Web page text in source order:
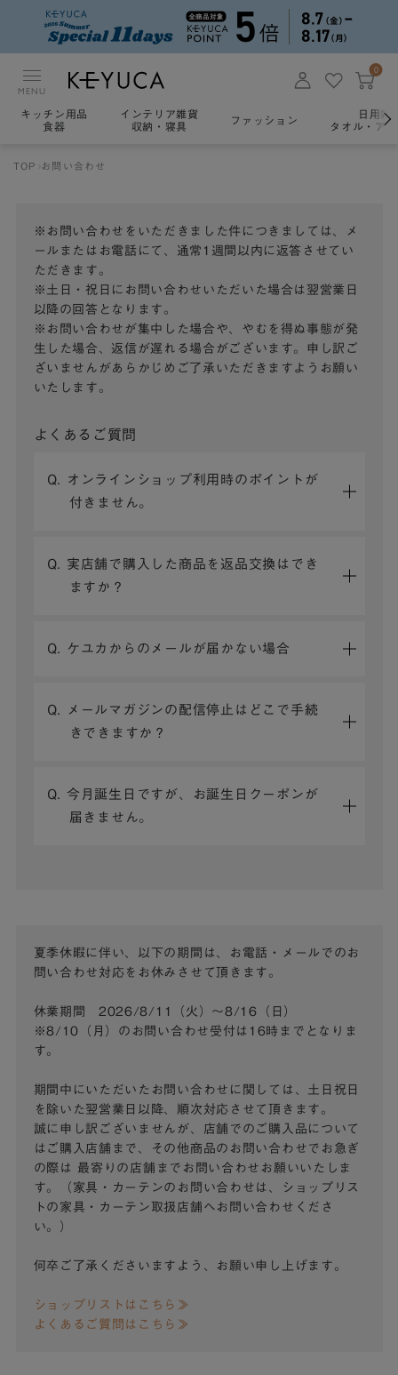
MENU
0
キッチン用品
食器
インテリア雑貨
収納・寝具
ファッション
日用雑
タオル・ア
TOP お問い合わせ
※お問い合わせをいただきました件につきましては、メ
ールまたはお電話にて、通常1週間以内に返答させてい
ただきます。
※土日・祝日にお問い合わせいただいた場合は翌営業日
以降の回答となります。
※お問い合わせが集中した場合や、やむを得ぬ事態が発
生した場合、返信が遅れる場合がございます。申し訳ご
ざいませんがあらかじめご了承いただきますようお願い
いたします。
よくあるご質問
Q. オンラインショップ利用時のポイントが
付きません。
Q. 実店舗で購入した商品を返品交換はでき
ますか？
Q. ケユカからのメールが届かない場合
Q. メールマガジンの配信停止はどこで手続
きできますか？
Q. 今月誕生日ですが、お誕生日クーポンが
届きません。
夏季休暇に伴い、以下の期間は、お電話・メールでのお
問い合わせ対応をお休みさせて頂きます。
休業期間 2026/8/11（火）～8/16（日）
※8/10（月）のお問い合わせ受付は16時までとなりま
す。
期間中にいただいたお問い合わせに関しては、土日祝日
を除いた翌営業日以降、順次対応させて頂きます。
誠に申し訳ございませんが、店舗でのご購入品について
はご購入店舗まで、その他商品のお問い合わせでお急ぎ
の際は
最寄りの店舗までお問い合わせお願いいたしま
す。（家具・カーテンのお問い合わせは、ショップリス
トの家具・カーテン取扱店舗へお問い合わせくださ
い。）
何卒ご了承くださいますよう、お願い申し上げます。
ショップリストはこちら≫
よくあるご質問はこちら≫